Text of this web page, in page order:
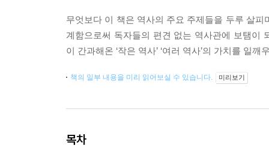
무엇보다 이 책은 역사의 주요 주제들을 두루 살
계함으로써 독자들의 편견 없는 역사관에 보탬이
이 간과해온 ‘작은 역사’ ‘여러 역사’의 가치를 일깨
책의 일부 내용을 미리 읽어보실 수 있습니다. 미리보기
목차